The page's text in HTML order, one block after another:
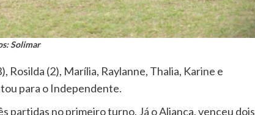
Solimar
Rosilda (2), Marília, Raylanne, Thalia, Karine e
para o Independente.
partidas no primeiro turno. Já o Aliança, venceu dois